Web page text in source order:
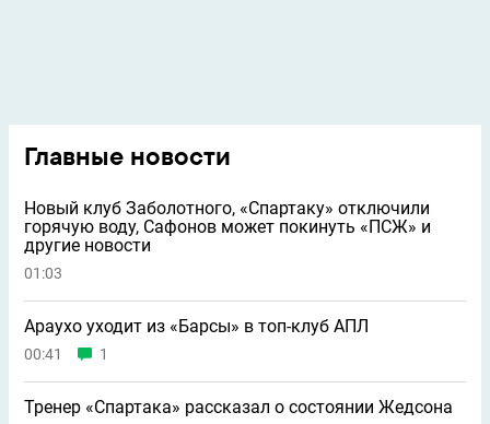
Главные новости
Новый клуб Заболотного, «Спартаку» отключили
горячую воду, Сафонов может покинуть «ПСЖ» и
другие новости
01:03
Араухо уходит из «Барсы» в топ-клуб АПЛ
00:41 1
Тренер «Спартака» рассказал о состоянии Жедсона